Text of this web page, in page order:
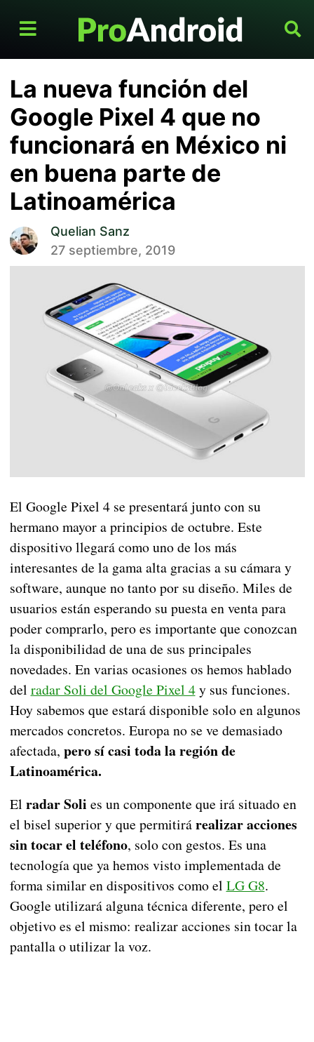
La nueva función del
Google Pixel 4 que no
funcionará en México ni
en buena parte de
Latinoamérica
Quelian Sanz
27 septiembre, 2019
El Google Pixel 4 se presentará junto con su
hermano mayor a principios de octubre. Este
dispositivo llegará como uno de los más
interesantes de la gama alta gracias a su cámara y
software, aunque no tanto por su diseño. Miles de
usuarios están esperando su puesta en venta para
poder comprarlo, pero es importante que conozcan
la disponibilidad de una de sus principales
novedades. En varias ocasiones os hemos hablado
del radar Soli del Google Pixel 4y sus funciones.
Hoy sabemos que estará disponible solo en algunos
mercados concretos. Europa no se ve demasiado
afectada, pero sí casi toda la región de
Latinoamérica.
El radar Soli es un componente que irá situado en
el bisel superior y que permitirárealizar acciones
sin tocar el teléfono, solo con gestos. Es una
tecnología que ya hemos visto implementada de
forma similar en dispositivos como el LG G8.
Google utilizará alguna técnica diferente, pero el
objetivo es el mismo: realizar acciones sin tocar la
pantalla o utilizar la voz.